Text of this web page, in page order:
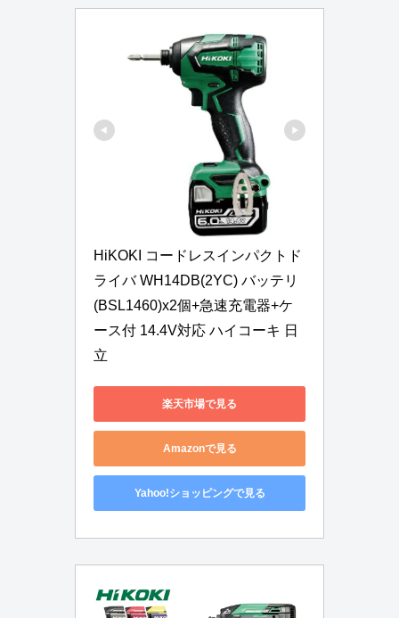
HiKOKI コードレスインパクトド
ライバ WH14DB(2YC) バッテリ
(BSL1460)x2個+急速充電器+ケ
ース付 14.4V対応 ハイコーキ 日
立
楽天市場で見る
Amazonで見る
Yahoo!ショッピングで見る